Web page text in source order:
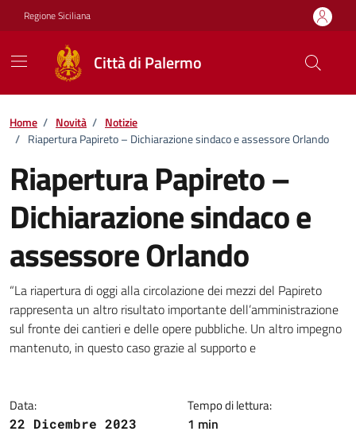
Vai ai contenuti
Vai al footer
Regione Siciliana
Città di Palermo
Home / Novità / Notizie
/ Riapertura Papireto – Dichiarazione sindaco e assessore Orlando
Riapertura Papireto –
Dichiarazione sindaco e
assessore Orlando
Dettagli della notizia
“La riapertura di oggi alla circolazione dei mezzi del Papireto
rappresenta un altro risultato importante dell’amministrazione
sul fronte dei cantieri e delle opere pubbliche. Un altro impegno
mantenuto, in questo caso grazie al supporto e
Data:
22 Dicembre 2023
Tempo di lettura:
1 min